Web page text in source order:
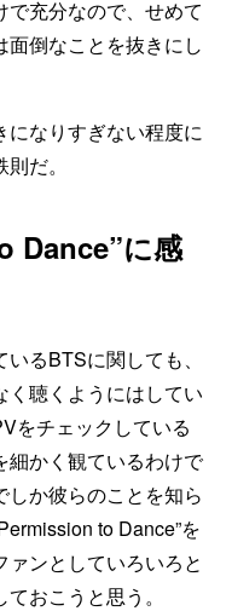
充分なので、せめて
倒なことを抜きにし
になりすぎない程度に
だ。
Dance”に感
るBTSに関しても、
く聴くようにはしてい
をチェックしている
細かく観ているわけで
しか彼らのことを知ら
to Dance”を
ンとしていろいろと
おこうと思う。